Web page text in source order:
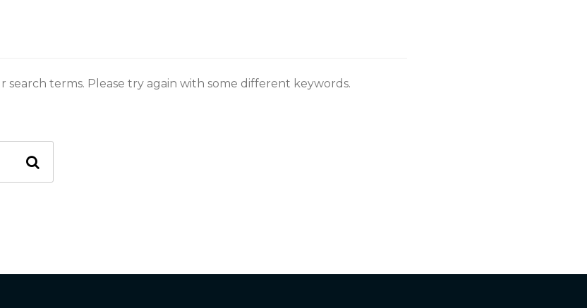
terms. Please try again with some different keywords.